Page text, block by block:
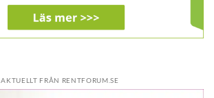
AKTUELLT FRÅN RENTFORUM.SE